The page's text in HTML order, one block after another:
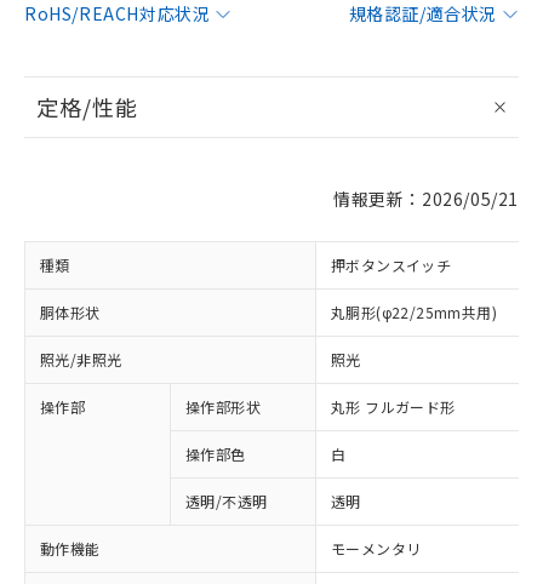
RoHS/REACH対応状況
規格認証/適合状況
定格/性能
情報更新：2026/05/21
種類 押ボタンスイッチ
胴体形状 丸胴形(φ22/25mm共用)
照光/非照光 照光
操作部 操作部形状 丸形 フルガード形
操作部色 白
透明/不透明 透明
動作機能 モーメンタリ